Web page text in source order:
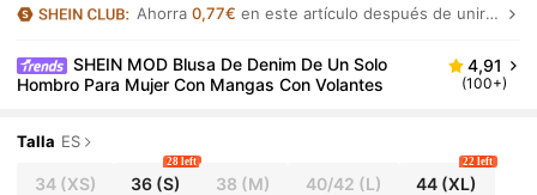
Ahorra 0,77€ en este artículo después de unirte.
SHEIN MOD Blusa De Denim De Un Solo
Hombro Para Mujer Con Mangas Con Volantes
4,91
(100+)
Talla ES
34(XS) 36 (S)
28 left
38 (M) 40/42 (L) 44 (XL)
22 left